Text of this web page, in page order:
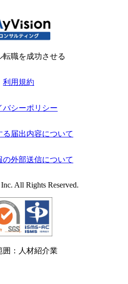
転職を成功させる
利用規約
バシーポリシー
る届出内容について
の外部送信について
All Rights Reserved.
囲：人材紹介業